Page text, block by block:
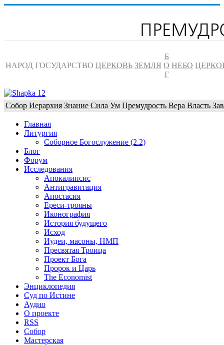
НАРОД ГОСУДАРСТВО ЦЕРКОВЬ ЗЕМЛЯ
Б
О
Г
НЕБО
Собор Иерархия Знание Сила Ум Премудрость Вера Власть
Главная
Литургия
Соборное Богослужение (2.2)
Блог
Форум
Исследования
Апокалипсис
Антигравитация
Апостасия
Ереси-трояны
Иконография
История будущего
Исход
Иудеи, масоны, НМП
Пресвятая Троица
Проект Бога
Пророк и Царь
The Economist
Энциклопедия
Суд по Истине
Аудио
О проекте
RSS
Собор
Мастерская